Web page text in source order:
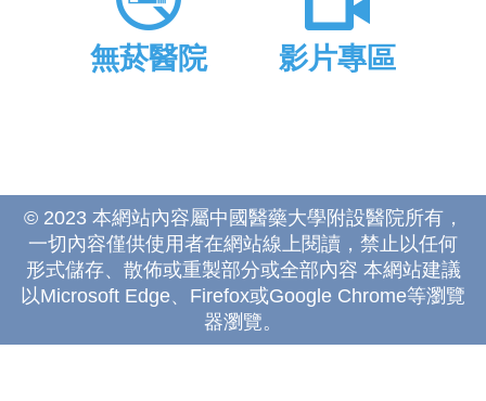
無菸醫院 影片專區
© 2023 本網站內容屬中國醫藥大學附設醫院所有，
一切內容僅供使用者在網站線上閱讀，禁止以任何
形式儲存、散佈或重製部分或全部內容 本網站建議
以Microsoft Edge、Firefox或Google Chrome等瀏覽
器瀏覽。